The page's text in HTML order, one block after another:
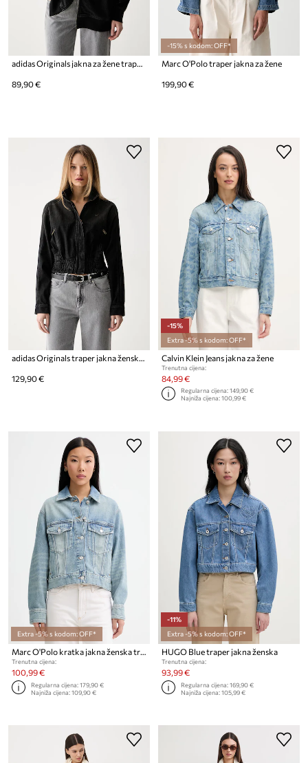
adidas Originals jakna za žene traper
89,90 €
-15% s kodom: OFF*
Marc O'Polo traper jakna za žene
199,90 €
129,90 €
-15%
Extra -5% s kodom: OFF*
Calvin Klein Jeans jakna za žene
Trenutna cijena:
84,99 €
Regularna cijena:149,90 €
Najniža cijena:100,99 €
Extra -5% s kodom: OFF*
Marc O'Polo kratka jakna ženska traper
Trenutna cijena:
100,99 €
Regularna cijena:179,90 €
Najniža cijena:109,90 €
-11%
Extra -5% s kodom: OFF*
HUGO Blue traper jakna ženska
Trenutna cijena:
93,99 €
Regularna cijena:169,90 €
Najniža cijena:105,99 €